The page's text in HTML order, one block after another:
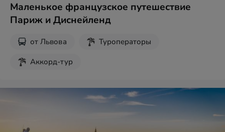
Маленькое французское путешествие
Париж и Диснейленд
от Львова
Туроператоры
Аккорд-тур